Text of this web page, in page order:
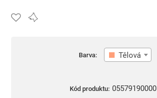
Barva: Tělová
Kód produktu: 05579190000